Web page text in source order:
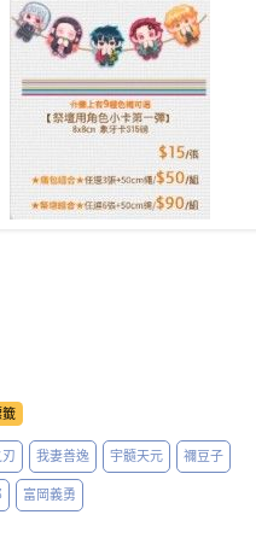
籤
我妻善逸 宇髓天元 禰豆子
富岡義勇